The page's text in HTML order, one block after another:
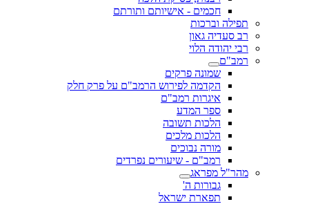
חכמים - אישיותם ותורתם
תפילה וברכות
רב סעדיה גאון
רבי יהודה הלוי
רמב"ם
שמונה פרקים
הקדמה לפירוש הרמב"ם על פרק חלק
איגרות רמב"ם
ספר המדע
הלכות תשובה
הלכות מלכים
מורה נבוכים
רמב"ם - שיעורים נפרדים
מהר"ל מפראג
גבורות ה'
תפארת ישראל